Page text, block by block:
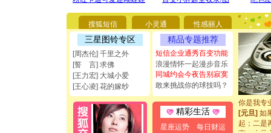
搜狐短信 小灵通 性感丽人
三星图铃专区
[周杰伦] 千里之外
[誓 言] 求佛
[王力宏] 大城小爱
[王心凌] 花的嫁纱
精品专题推荐
短信企业通秀百变功能
浪漫情怀一起漫步音乐
同城约会今夜告别寂寞
敢来挑战你的球技吗？
精彩生活
星座运势
每日财运
你太多
要平安！
[圣诞节]
能正大
都要快乐
[圣诞节]
如意,快
[元旦]看
断电。爱
你是我专
[元旦]如
起；二是
离。水晶